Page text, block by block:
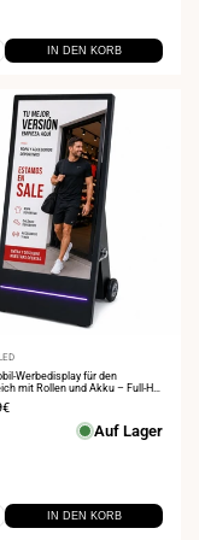
IN DEN KORB
Werbedisplay für den
mit Rollen und Akku – Full-HD-
Auf Lager
IN DEN KORB